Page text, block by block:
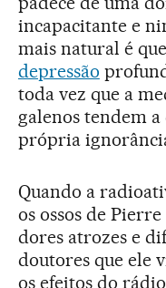
incapacitante e
mais natural é
depressão
toda vez que a
galenos tendem
própria
Quando a
os ossos de
dores atrozes e
doutores que ele
os efeitos do